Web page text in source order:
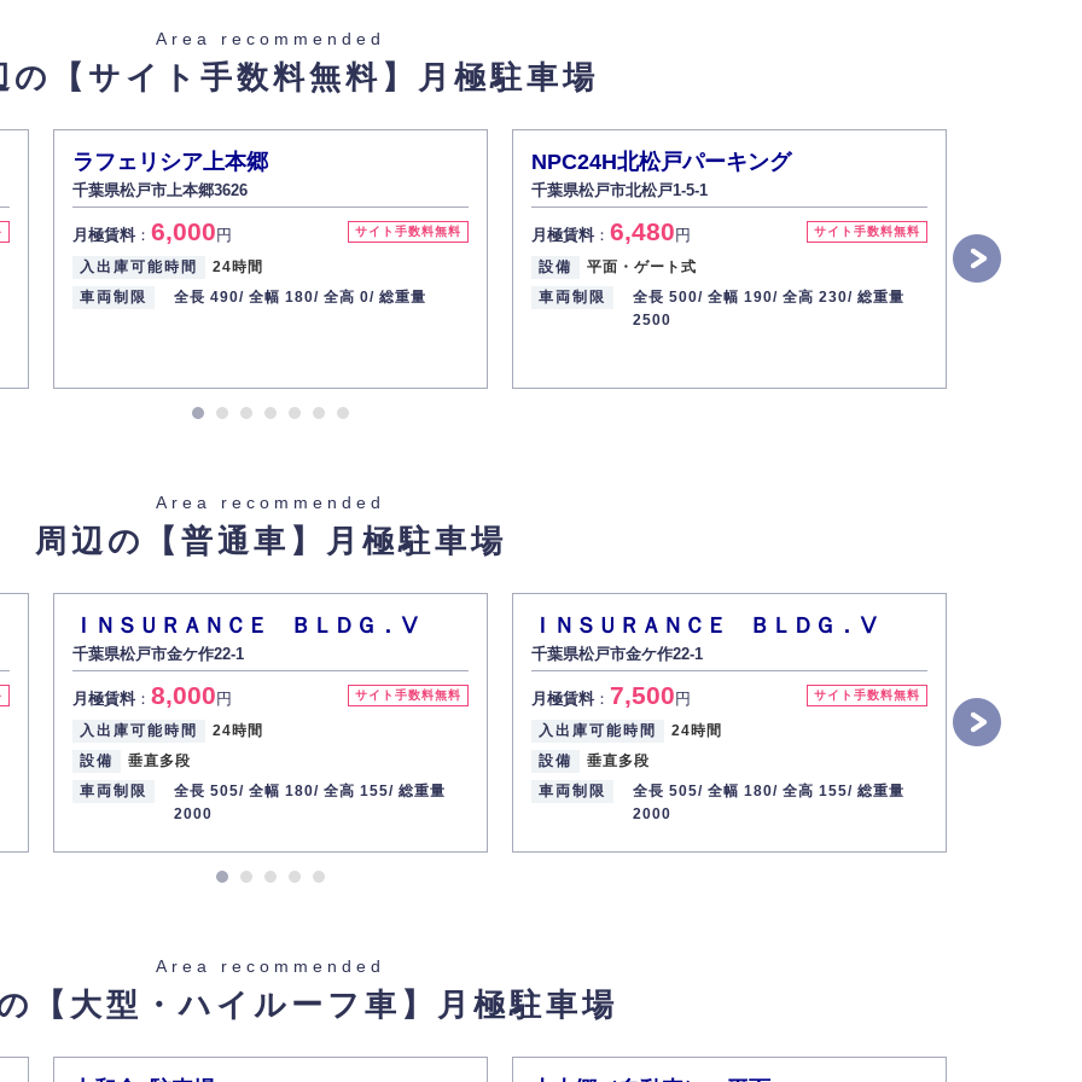
合を除き、お客様の個人情報をご本人の同意なく第三者に提供いたしません。
った場合、すみやかに開示いたします（ご本人であることが確認できない場合は開示いたしません）。
訂正・追加・削除の請求がある場合は適切に対応いたします。
重要性を理解し、より適切に管理するよう社内教育を実施してまいります。
Area recommended
の【サイト手数料無料】 月極駐車場
ラフェリシア上本郷
千葉県松戸市上本郷3626
サイト手数料無料
月極賃料： 6,000円
入出庫可能時間
24時間
車両制限
全長 490/ 全幅 180/ 全高 0/ 総重量
NPC24H北松戸パーキング
千葉県松戸市北松戸1-5-1
サイト手数料無料
月極賃料： 6,480円
設備
平面・ゲート式
車両制限
全長 500/ 全幅 190/ 全高 230/ 総重量
2500
月極賃料
入出庫可
Area recommended
周辺の【普通車】 月極駐車場
ＩＮＳＵＲＡＮＣＥ ＢＬＤＧ．Ⅴ
千葉県松戸市金ケ作22-1
サイト手数料無料
月極賃料： 8,000円
入出庫可能時間
24時間
設備
垂直多段
車両制限
全長 505/ 全幅 180/ 全高 155/ 総重量
2000
ＩＮＳＵＲＡＮＣＥ ＢＬＤＧ．Ⅴ
千葉県松戸市金ケ作22-1
サイト手数料無料
月極賃料： 7,500円
入出庫可能時間
24時間
設備
垂直多段
車両制限
全長 505/ 全幅 180/ 全高 155/ 総重量
2000
月極賃料
入出庫可
Area recommended
【大型・ハイルーフ車】 月極駐車場